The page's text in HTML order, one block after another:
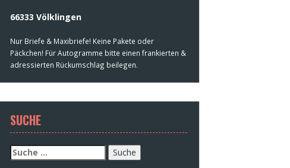
66333 Völklingen
Nur Briefe & Maxibriefe! Keine Pakete oder
Päckchen! Für Autogramme bitte einen frankierten &
adressierten Rückumschlag beilegen.
SUCHE
Suche
nach: